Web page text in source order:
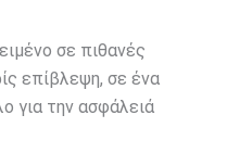
σε πιθανές
επίβλεψη, σε ένα
για την ασφάλειά